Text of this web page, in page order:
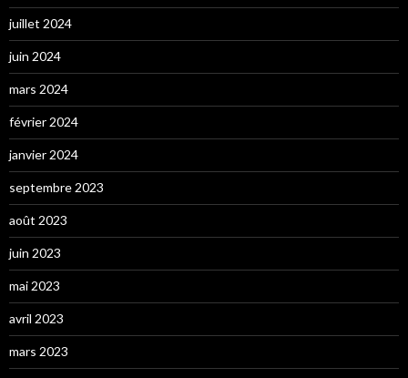
juillet 2024
juin 2024
mars 2024
février 2024
janvier 2024
septembre 2023
août 2023
juin 2023
mai 2023
avril 2023
mars 2023